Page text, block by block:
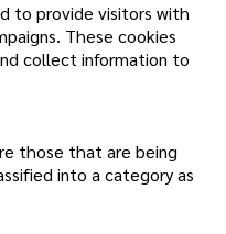
to provide visitors with
These cookies
collect information to
those that are being
into a category as